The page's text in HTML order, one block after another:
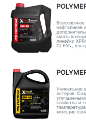
нафталинов
линейки
CLEAN,
Уникальное
эстеров.
свойства и
моющие